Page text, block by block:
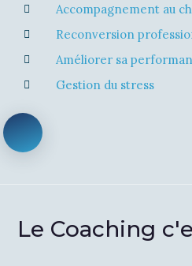
Accompagnement au
Reconversion
Améliorer sa
Gestion du stress
Le Coaching